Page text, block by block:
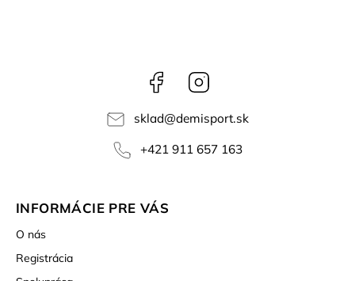
Facebook
sklad@demisport.sk
+421 911 657 163
INFORMÁCIE PRE VÁS
O nás
Registrácia